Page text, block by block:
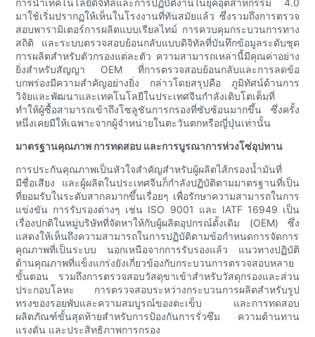
การนำเทคโนโลยีดิจิทัลและการปฏิบัติงานในยุคอุตสาหกรรม 4.0
มาใช้เริ่มปรากฏให้เห็นในโรงงานที่ทันสมัยแล้ว ซึ่งรวมถึงการตรวจ
สอบพารามิเตอร์การผลิตแบบเรียลไทม์ การควบคุมกระบวนการทาง
สถิติ และระบบตรวจสอบย้อนกลับแบบดิจิทัลที่บันทึกข้อมูลระดับชุด
การผลิตสำหรับตัวกรองแต่ละตัว ความสามารถเหล่านี้มีคุณค่าอย่าง
ยิ่งสำหรับสัญญา OEM ที่การตรวจสอบย้อนกลับและการลดข้อ
บกพร่องมีความสำคัญอย่างยิ่ง กล่าวโดยสรุปคือ ภูมิทัศน์ด้านการ
วิจัยและพัฒนาและเทคโนโลยีในประเทศจีนกำลังเติบโตเต็มที่
ทำให้ผู้ซื้อสามารถเข้าถึงโซลูชันการกรองที่ซับซ้อนมากขึ้น ซึ่งครั้ง
หนึ่งเคยมีให้เฉพาะจากผู้จำหน่ายในตะวันตกหรือญี่ปุ่นเท่านั้น
มาตรฐานคุณภาพ การทดสอบ และการบูรณาการห่วงโซ่อุปทาน
การประกันคุณภาพเป็นหัวใจสำคัญสำหรับผู้ผลิตไส้กรองน้ำมันที่
มีชื่อเสียง และผู้ผลิตในประเทศจีนก็กำลังปฏิบัติตามมาตรฐานที่เป็น
ที่ยอมรับในระดับสากลมากขึ้นเรื่อยๆ เพื่อรักษาความสามารถในการ
แข่งขัน การรับรองต่างๆ เช่น ISO 9001 และ IATF 16949 เป็น
เรื่องปกติในหมู่บริษัทที่จัดหาให้กับผู้ผลิตอุปกรณ์ดั้งเดิม (OEM) ซึ่ง
แสดงให้เห็นถึงความสามารถในการปฏิบัติตามข้อกำหนดการจัดการ
คุณภาพที่เป็นระบบ นอกเหนือจากการรับรองแล้ว แนวทางปฏิบัติ
ด้านคุณภาพที่แข็งแกร่งยังเกี่ยวข้องกับกระบวนการตรวจสอบหลาย
ขั้นตอน รวมถึงการตรวจสอบวัสดุขาเข้าสำหรับวัสดุกรองและส่วน
ประกอบโลหะ การตรวจสอบระหว่างกระบวนการผลิตสำหรับรูป
ทรงของรอยพับและความสมบูรณ์ของตะเข็บ และการทดสอบ
ผลิตภัณฑ์ขั้นสุดท้ายสำหรับการป้องกันการรั่วซึม ความต้านทาน
แรงดัน และประสิทธิภาพการกรอง